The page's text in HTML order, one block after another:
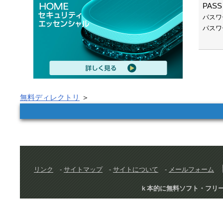
パス
パス
無料ディレクトリ ＞
リンク - サイトマップ- サイトについて - メールフォーム
ｋ本的に無料ソフト・フ